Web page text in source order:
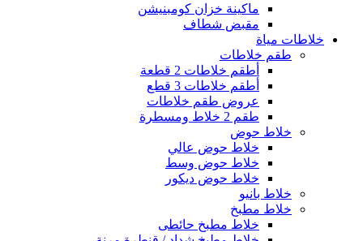
ماكينة خزان كومبنيشن
مقبض شطاف
خلاطات مياة
طقم خلاطات
أطقم خلاطات 2 قطعة
أطقم خلاطات 3 قطع
عروض طقم خلاطات
طقم 2 خلاط ومسطرة
خلاط حوض
خلاط حوض عالي
خلاط حوض وسط
خلاط حوض ديكور
خلاط بانيو
خلاط مطبخ
خلاط مطبخ حائطى